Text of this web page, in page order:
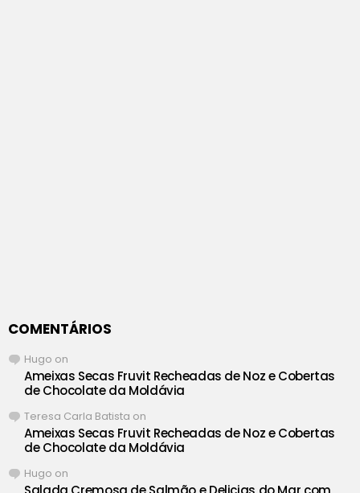
COMENTÁRIOS
Hugo on
Ameixas Secas Fruvit Recheadas de Noz e Cobertas
de Chocolate da Moldávia
Teresa Carla Batista on
Ameixas Secas Fruvit Recheadas de Noz e Cobertas
de Chocolate da Moldávia
Hugo on